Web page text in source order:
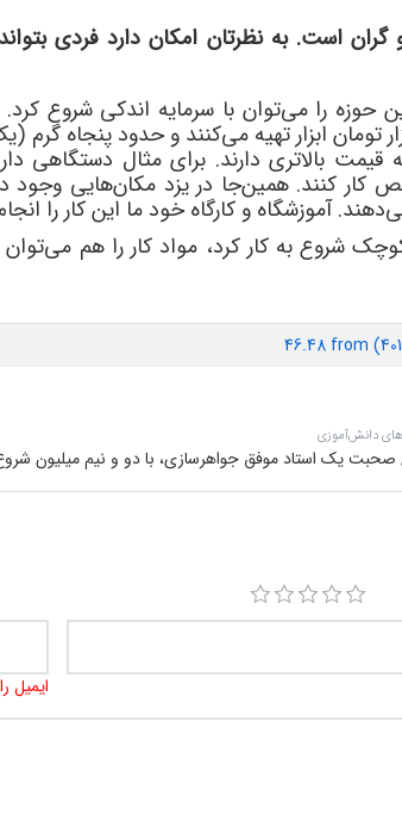
گران است. به نظرتان امکان دارد فردی
حوزه را میتوان با سرمایه اندکی شروع
تومان ابزار تهیه میکنند و حدود پنجاه گرم
دارند. برای مثال دستگاهی داریم که حدود 40 تا50 میلیون تومان قیمت
کار کنند. همینجا در یزد مکانهایی وجود
دهند. آموزشگاه و کارگاه خود ما این کار را
شروع به کار کرد، مواد کار را هم می
46.48 from
دانش‌آموزی
صحبت یک استاد موفق جواهرسازی، با دو و نیم میلیون
ایمیل